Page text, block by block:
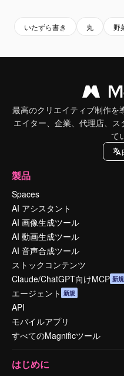
いたずら書き 丸 野
最高のクリエイティブ制作を
エイター、企業、代理店、
て
製品
Spaces
AI アシスタント
AI 画像生成ツール
AI 動画生成ツール
AI 音声合成ツール
ストックコンテンツ
Claude/ChatGPT向けMCP 新規
エージェント 新規
API
モバイルアプリ
すべてのMagnificツール
はじめに